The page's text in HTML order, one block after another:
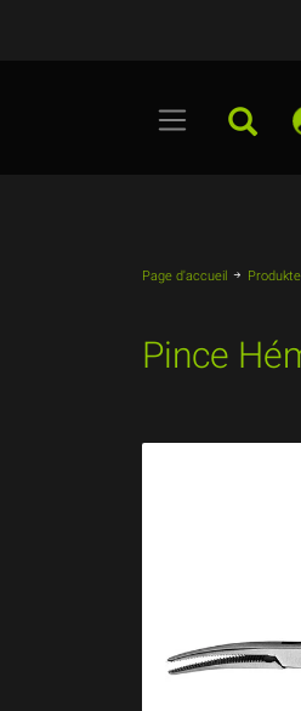
Page d'accueil Produkte
Pince